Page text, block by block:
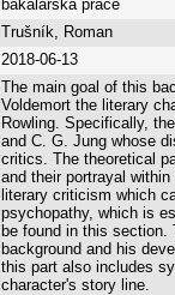
bakalářská práce
Trušník, Roman
2018-06-13
The main goal of this
Voldemort the literary
Rowling. Specifically,
and C. G. Jung whose
critics. The theoretical
and their portrayal
literary criticism which
psychopathy, which is
be found in this section.
background and his
this part also includes
character's story line.